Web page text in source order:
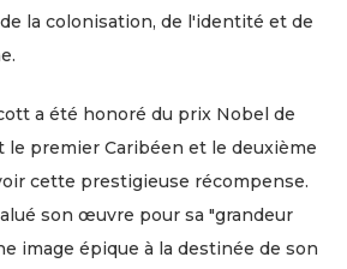
la colonisation, de l'identité et de
a été honoré du prix Nobel de
le premier Caribéen et le deuxième
cette prestigieuse récompense.
son œuvre pour sa "grandeur
image épique à la destinée de son